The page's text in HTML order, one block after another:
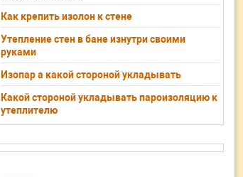
Как крепить изолон к стене
Утепление стен в бане изнутри своими
руками
Изопар а какой стороной укладывать
Какой стороной укладывать пароизоляцию к
утеплителю